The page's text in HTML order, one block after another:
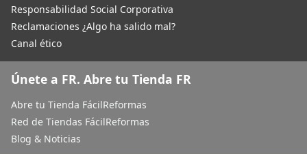
Responsabilidad Social Corporativa
Reclamaciones ¿Algo ha salido mal?
Canal ético
Únete a FR. Abre tu Tienda FR
Abre tu Tienda FácilReformas
Red de Tiendas FácilReformas
Blog & Noticias